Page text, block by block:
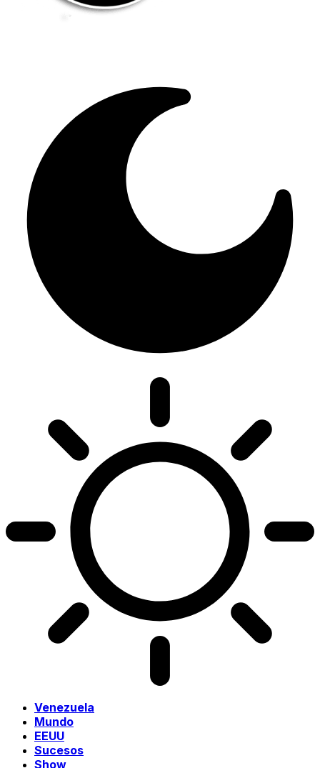
Venezuela
Mundo
EEUU
Sucesos
Show